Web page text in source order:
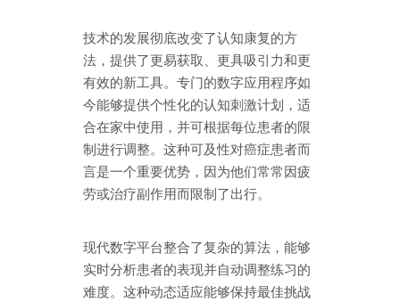
技术的发展彻底改变了认知康复的方
法，提供了更易获取、更具吸引力和更
有效的新工具。专门的数字应用程序如
今能够提供个性化的认知刺激计划，适
合在家中使用，并可根据每位患者的限
制进行调整。这种可及性对癌症患者而
言是一个重要优势，因为他们常常因疲
劳或治疗副作用而限制了出行。
现代数字平台整合了复杂的算法，能够
实时分析患者的表现并自动调整练习的
难度。这种动态适应能够保持最佳挑战